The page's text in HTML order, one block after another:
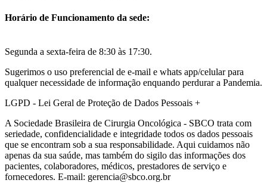
Horário de Funcionamento da sede:
Segunda a sexta-feira de 8:30 às 17:30.
Sugerimos o uso preferencial de e-mail e whats app/celular para
qualquer necessidade de informação enquando perdurar a Pandemia.
LGPD - Lei Geral de Proteção de Dados Pessoais +
A Sociedade Brasileira de Cirurgia Oncológica - SBCO trata com
seriedade, confidencialidade e integridade todos os dados pessoais
que se encontram sob a sua responsabilidade. Aqui cuidamos não
apenas da sua saúde, mas também do sigilo das informações dos
pacientes, colaboradores, médicos, prestadores de serviço e
fornecedores. E-mail: gerencia@sbco.org.br